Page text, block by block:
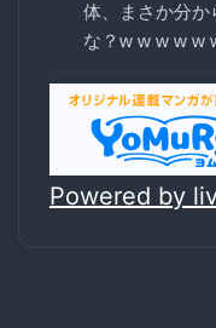
体、まさか分か
な？w w w w w
Powered by